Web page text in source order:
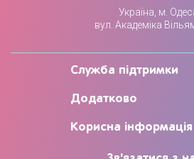
Україна, м.
вул. Академіка
Служба підтримки
Додатково
Корисна інформація